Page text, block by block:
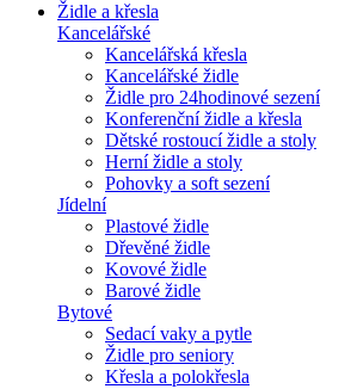
Židle a křesla
Kancelářské
Kancelářská křesla
Kancelářské židle
Židle pro 24hodinové sezení
Konferenční židle a křesla
Dětské rostoucí židle a stoly
Herní židle a stoly
Pohovky a soft sezení
Jídelní
Plastové židle
Dřevěné židle
Kovové židle
Barové židle
Bytové
Sedací vaky a pytle
Židle pro seniory
Křesla a polokřesla